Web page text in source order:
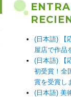
(日本語) 【
屋店で作品
(日本語) 【
初受賞！全
賞を受賞し
(日本語) 美